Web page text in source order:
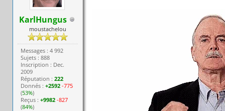
KarlHungus
moustachelou
Messages : 4 992
Sujets : 888
Inscription : Dec.
2009
Réputation :222
Donnés :+2592 -775
(53%)
Reçus :+9982 -827
(84%)